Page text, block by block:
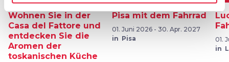
Wohnen Sie in der
Casa del Fattore und
entdecken Sie die
Aromen der
toskanischen Küche
Pisa mit dem Fahrrad
01. Juni 2026 - 30. Apr. 2027
in Pisa
01.
in